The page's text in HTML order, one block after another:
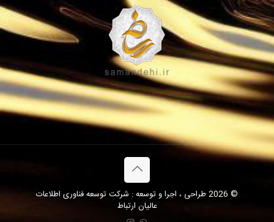
© 2026 طراحی ، اجرا و توسعه : شرکت توسعه فناوری اطلاعات
عالیان ارتباط